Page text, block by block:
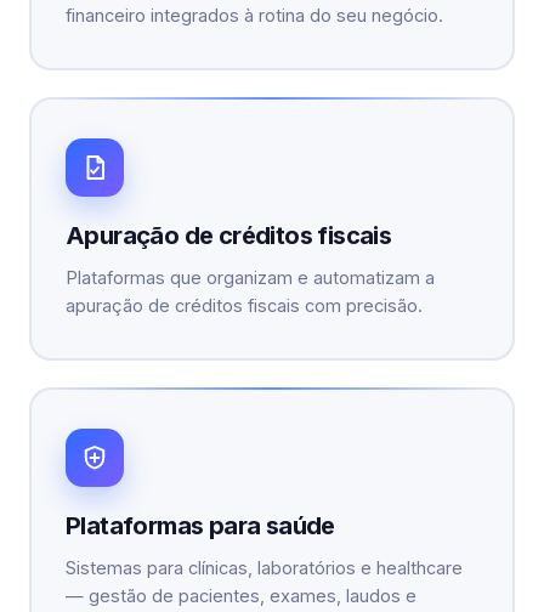
financeiro integrados à rotina do seu negócio.
Apuração de créditos fiscais
Plataformas que organizam e automatizam a
apuração de créditos fiscais com precisão.
Plataformas para saúde
Sistemas para clínicas, laboratórios e healthcare
— gestão de pacientes, exames, laudos e